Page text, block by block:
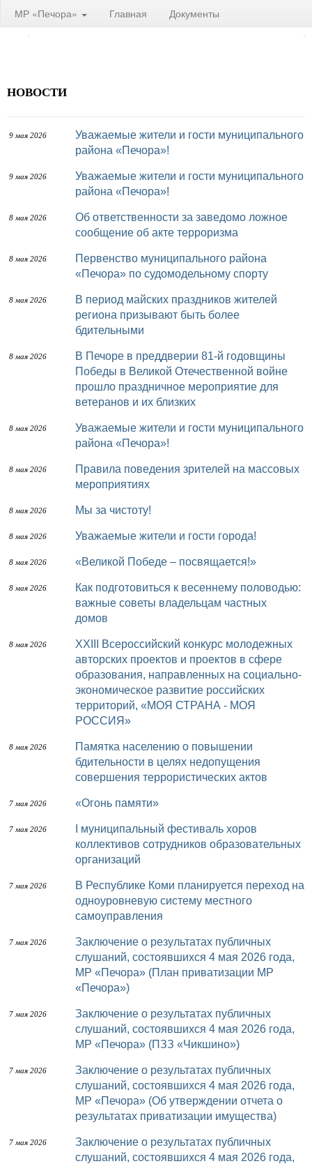
МР «Печора» Главная Документы
НОВОСТИ
9 мая 2026
Уважаемые жители и гости муниципального
района «Печора»!
9 мая 2026
Уважаемые жители и гости муниципального
района «Печора»!
8 мая 2026
Об ответственности за заведомо ложное
сообщение об акте терроризма
8 мая 2026
Первенство муниципального района
«Печора» по судомодельному спорту
8 мая 2026
В период майских праздников жителей
региона призывают быть более
бдительными
8 мая 2026
В Печоре в преддверии 81-й годовщины
Победы в Великой Отечественной войне
прошло праздничное мероприятие для
ветеранов и их близких
8 мая 2026
Уважаемые жители и гости муниципального
района «Печора»!
8 мая 2026
Правила поведения зрителей на массовых
мероприятиях
8 мая 2026 Мы за чистоту!
8 мая 2026 Уважаемые жители и гости города!
8 мая 2026 «Великой Победе – посвящается!»
8 мая 2026
Как подготовиться к весеннему половодью:
важные советы владельцам частных
домов
8 мая 2026
XXIII Всероссийский конкурс молодежных
авторских проектов и проектов в сфере
образования, направленных на социально-
экономическое развитие российских
территорий, «МОЯ СТРАНА - МОЯ
РОССИЯ»
8 мая 2026
Памятка населению о повышении
бдительности в целях недопущения
совершения террористических актов
7 мая 2026 «Огонь памяти»
7 мая 2026
коллективов сотрудников образовательных
организаций
7 мая 2026
В Республике Коми планируется переход на
одноуровневую систему местного
самоуправления
7 мая 2026
Заключение о результатах публичных
слушаний, состоявшихся 4 мая 2026 года,
МР «Печора» (План приватизации МР
«Печора»)
7 мая 2026
Заключение о результатах публичных
слушаний, состоявшихся 4 мая 2026 года,
МР «Печора» (ПЗЗ «Чикшино»)
7 мая 2026
Заключение о результатах публичных
слушаний, состоявшихся 4 мая 2026 года,
МР «Печора» (Об утверждении отчета о
результатах приватизации имущества)
7 мая 2026
Заключение о результатах публичных
слушаний, состоявшихся 4 мая 2026 года,